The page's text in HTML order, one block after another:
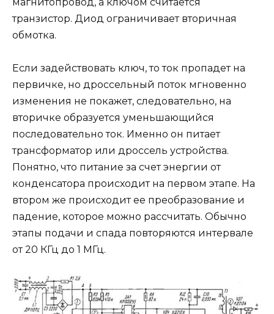
транзистор. Диод ограничивает вторичная
обмотка.
Если задействовать ключ, то ток пропадет на
первичке, но дроссельный поток мгновенно
изменения не покажет, следовательно, на
вторичке образуется уменьшающийся
последовательно ток. Именно он питает
трансформатор или дроссель устройства.
Понятно, что питание за счет энергии от
конденсатора происходит на первом этапе. На
втором же происходит ее преобразование и
падение, которое можно рассчитать. Обычно
этапы подачи и спада повторяются интервале
от 20 КГц до 1 МГц.